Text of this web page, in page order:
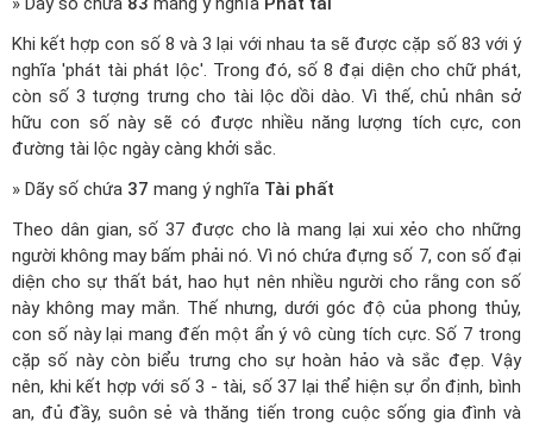
Khi kết hợp con số 8 và 3 lại với nhau ta sẽ được cặp số 83 với ý
nghĩa 'phát tài phát lộc'. Trong đó, số 8 đại diện cho chữ phát,
còn số 3 tượng trưng cho tài lộc dồi dào. Vì thế, chủ nhân sở
hữu con số này sẽ có được nhiều năng lượng tích cực, con
đường tài lộc ngày càng khởi sắc.
» Dãy số chứa 37 mang ý nghĩa Tài phất
Theo dân gian, số 37 được cho là mang lại xui xẻo cho những
người không may bấm phải nó. Vì nó chứa đựng số 7, con số đại
diện cho sự thất bát, hao hụt nên nhiều người cho rằng con số
này không may mắn. Thế nhưng, dưới góc độ của phong thủy,
con số này lại mang đến một ẩn ý vô cùng tích cực. Số 7 trong
cặp số này còn biểu trưng cho sự hoàn hảo và sắc đẹp. Vậy
nên, khi kết hợp với số 3 - tài, số 37 lại thể hiện sự ổn định, bình
an, đủ đầy, suôn sẻ và thăng tiến trong cuộc sống gia đình và